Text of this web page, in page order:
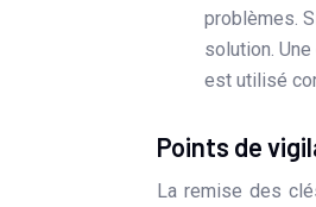
problèmes.
solution.
est utilisé
Points de
La remise des